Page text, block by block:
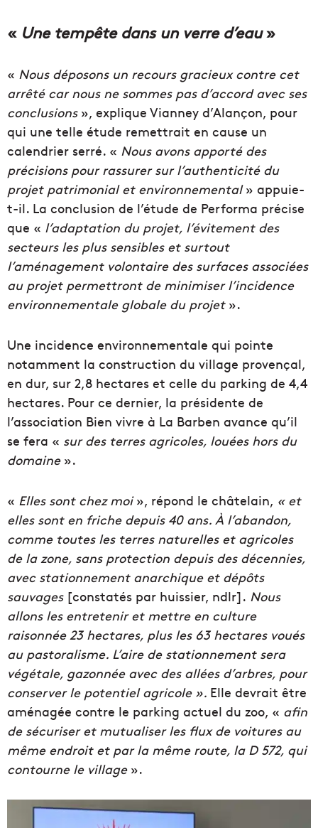
« Une tempête dans un verre d’eau»
« Nous déposons un recours gracieux contre cet
arrêté car nous ne sommes pas d’accord avec ses
conclusions», explique Vianney d’Alançon, pour
qui une telle étude remettrait en cause un
calendrier serré. « Nous avons apporté des
précisions pour rassurer sur l’authenticité du
projet patrimonial et environnemental» appuie-
t-il. La conclusion de l’étude de Performa précise
que « l’adaptation du projet, l’évitement des
secteurs les plus sensibles et surtout
l’aménagement volontaire des surfaces associées
au projet permettront de minimiser l’incidence
environnementale globale du projet».
Une incidence environnementale qui pointe
notamment la construction du village provençal,
en dur, sur 2,8 hectares et celle du parking de 4,4
hectares. Pour ce dernier, la présidente de
l’association Bien vivre à La Barben avance qu’il
se fera « sur des terres agricoles, louées hors du
domaine».
« Elles sont chez moi», répond le châtelain, « et
elles sont en friche depuis 40 ans. À l’abandon,
comme toutes les terres naturelles et agricoles
de la zone, sans protection depuis des décennies,
avec stationnement anarchique et dépôts
sauvages[constatés par huissier, ndlr]. Nous
allons les entretenir et mettre en culture
raisonnée 23 hectares, plus les 63 hectares voués
au pastoralisme. L’aire de stationnement sera
végétale, gazonnée avec des allées d’arbres, pour
conserver le potentiel agricole ». Elle devrait être
aménagée contre le parking actuel du zoo, « afin
de sécuriser et mutualiser les flux de voitures au
même endroit et par la même route, la D 572, qui
contourne le village ».